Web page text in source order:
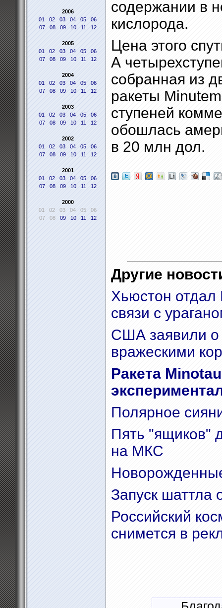
2006
01
02 03 04 05
06
07
08 09 10 11 12
2005
01
02 03 04 05
06
07
08 09 10 11 12
2004
01
02 03 04 05
06
07
08 09 10 11 12
2003
01
02 03 04 05
06
07
08 09 10 11 12
2002
01
02 03 04 05
06
07
08 09 10 11 12
2001
01
02 03 04 05
06
07
08 09 10 11 12
2000
01
02 03 04 05
06
07
08 09 10 11 12
содержании в
кислорода.
Цена этого
А
собранная из
ракеты
ступеней
обошлась
в 20 млн дол.
Другие
Хьюстон отдал
связи с
США заявили о
вражескими
Ракета
Полярное
Пять "ящиков"
на МКС
Запуск шаттла
Российский
снимется в